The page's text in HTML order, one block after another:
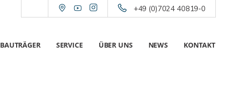
+49 (0)7024 40819-0
BAUTRÄGER SERVICE ÜBER UNS NEWS KONTAKT